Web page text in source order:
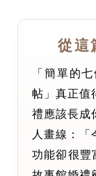
從這
「簡單的
帖」真正值
禮應該長成
人畫線：「
功能卻很豐